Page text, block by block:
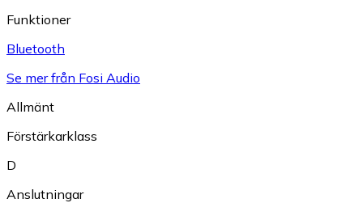
Funktioner
Bluetooth
Se mer från Fosi Audio
Allmänt
Förstärkarklass
D
Anslutningar